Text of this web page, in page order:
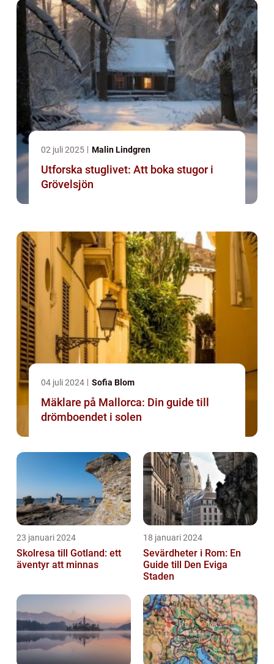
02 juli 2025 Malin Lindgren
Utforska stuglivet: Att boka stugor i
Grövelsjön
04 juli 2024 Sofia Blom
Mäklare på Mallorca: Din guide till
drömboendet i solen
23 januari 2024
Skolresa till Gotland: ett
äventyr att minnas
18 januari 2024
Sevärdheter i Rom: En
Guide till Den Eviga
Staden